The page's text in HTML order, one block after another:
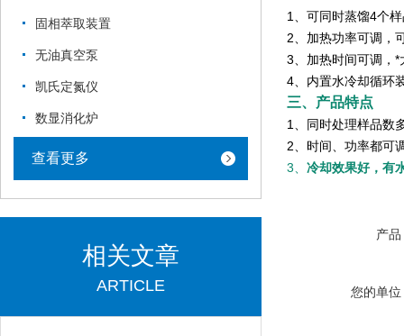
固相萃取装置
无油真空泵
凯氏定氮仪
数显消化炉
查看更多
相关文章
ARTICLE
1、可同时蒸馏4个
2、 加热功率可调 ，
3、 加热时间可调 ，
4、内置水冷却循环
三、产品特点
1、同时处理样品数
2、时间、功率都可
3、 冷却效果好，有
产品
您的单位